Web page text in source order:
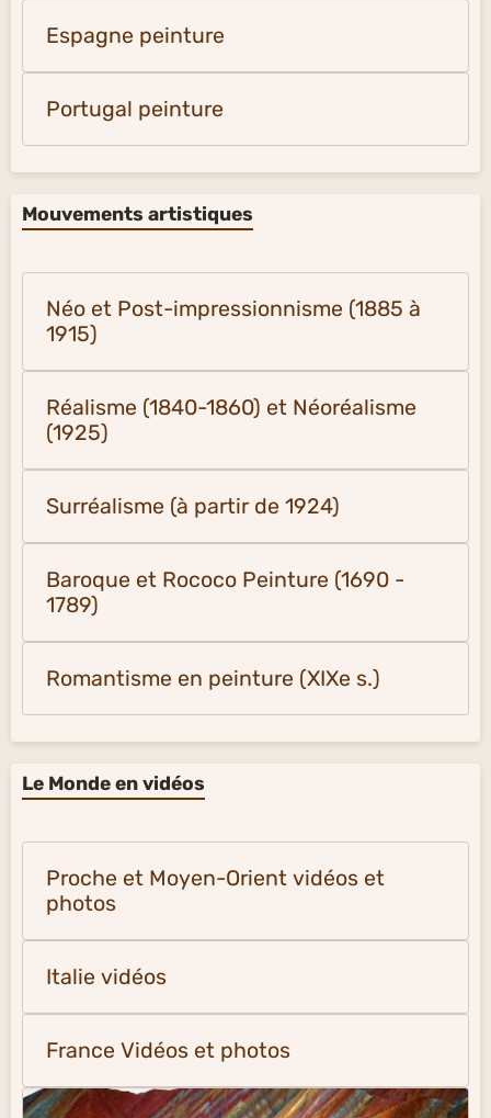
Espagne peinture
Portugal peinture
Mouvements artistiques
Néo et Post-impressionnisme (1885 à
1915)
Réalisme (1840-1860) et Néoréalisme
(1925)
Surréalisme (à partir de 1924)
Baroque et Rococo Peinture (1690 -
1789)
Romantisme en peinture (XIXe s.)
Le Monde en vidéos
Proche et Moyen-Orient vidéos et
photos
Italie vidéos
France Vidéos et photos